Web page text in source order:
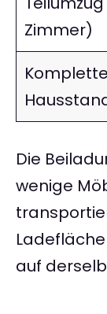
Zimmer)
Die
wenige
auf